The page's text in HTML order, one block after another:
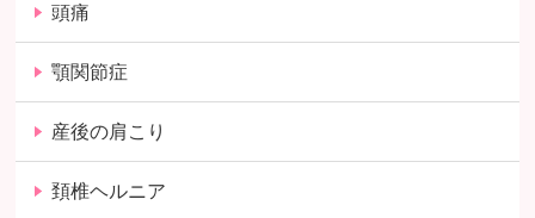
頭痛
顎関節症
産後の肩こり
頚椎ヘルニア